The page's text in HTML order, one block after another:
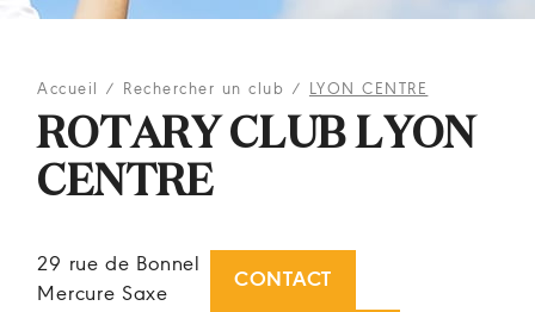
Accueil / Rechercher un club / LYON CENTRE
ROTARY CLUB LYON
CENTRE
29 rue de Bonnel
Mercure Saxe
CONTACT